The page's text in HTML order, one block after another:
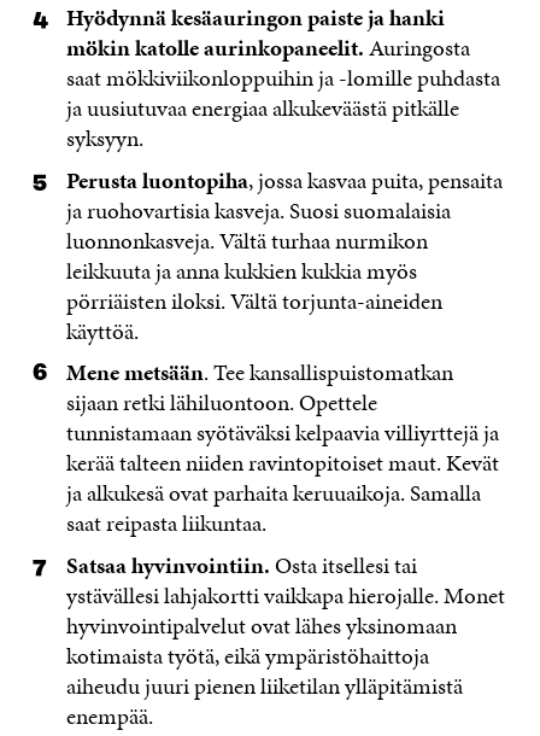
Hyödynnä kesäauringon paiste ja hanki
mökin katolle aurinkopaneelit.Auringosta
saat mökkiviikonloppuihin ja -lomille puhdasta
ja uusiutuvaa energiaa alkukeväästä pitkälle
syksyyn.
Perusta luontopiha, jossa kasvaa puita, pensaita
ja ruohovartisia kasveja. Suosi suomalaisia
luonnonkasveja. Vältä turhaa nurmikon
leikkuuta ja anna kukkien kukkia myös
pörriäisten iloksi. Vältä torjunta-aineiden
käyttöä.
Mene metsään. Tee kansallispuistomatkan
sijaan retki lähiluontoon. Opettele
tunnistamaan syötäväksi kelpaavia villiyrttejä ja
kerää talteen niiden ravintopitoiset maut. Kevät
ja alkukesä ovat parhaita keruuaikoja. Samalla
saat reipasta liikuntaa.
Satsaa hyvinvointiin.Osta itsellesi tai
ystävällesi lahjakortti vaikkapa hierojalle. Monet
hyvinvointipalvelut ovat lähes yksinomaan
kotimaista työtä, eikä ympäristöhaittoja
aiheudu juuri pienen liiketilan ylläpitämistä
enempää.